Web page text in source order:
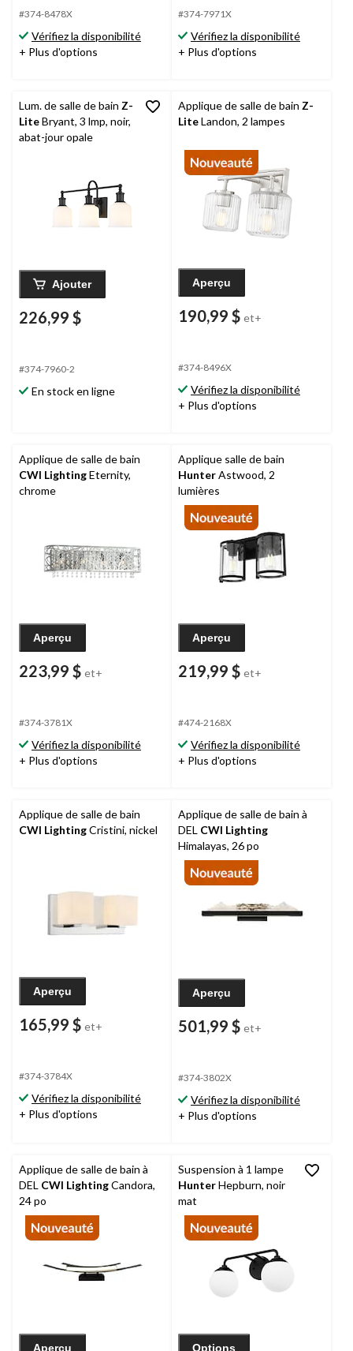
#374-8478X
Vérifiez la disponibilité
+ Plus d'options
#374-7971X
Vérifiez la disponibilité
+ Plus d'options
Lum. de salle de bain Z-
LiteBryant, 3 lmp, noir,
abat-jour opale
Ajouter
226,99 $
#374-7960-2
En stock en ligne
Applique de salle de bain Z-
LiteLandon, 2 lampes
Aperçu
190,99 $ et+
#374-8496X
Vérifiez la disponibilité
+ Plus d'options
Applique de salle de bain
CWI LightingEternity,
chrome
Aperçu
223,99 $ et+
#374-3781X
Vérifiez la disponibilité
+ Plus d'options
Applique salle de bain
HunterAstwood, 2
lumières
Aperçu
219,99 $ et+
#474-2168X
Vérifiez la disponibilité
+ Plus d'options
Applique de salle de bain
CWI LightingCristini, nickel
Aperçu
165,99 $ et+
#374-3784X
Vérifiez la disponibilité
+ Plus d'options
Applique de salle de bain à
DEL CWI Lighting
Himalayas, 26 po
Aperçu
501,99 $ et+
#374-3802X
Vérifiez la disponibilité
+ Plus d'options
Applique de salle de bain à
DEL CWI LightingCandora,
24 po
Aperçu
Suspension à 1 lampe
HunterHepburn, noir
mat
Options